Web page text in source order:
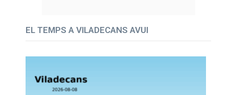
EL TEMPS A VILADECANS AVUI